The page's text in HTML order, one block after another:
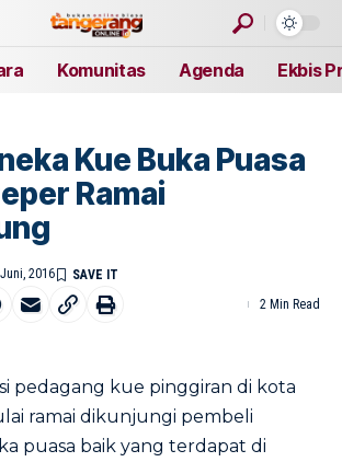
Komunitas Agenda Ekbis
Kue Buka Puasa
Ramai
2016
2 Min Read
pedagang kue pinggiran di kota
ramai dikunjungi pembeli
puasa baik yang terdapat di